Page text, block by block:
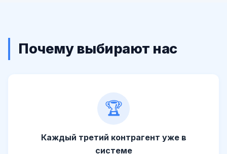
Почему выбирают нас
🏆
Каждый третий контрагент уже в
системе